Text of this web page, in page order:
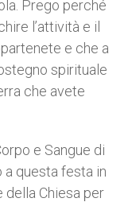
Prego perché
l’attività e il
e che a
spirituale
che avete
e Sangue di
a questa festa in
della Chiesa per